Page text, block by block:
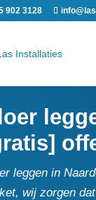
902 3128
leggen in
wij zorgen